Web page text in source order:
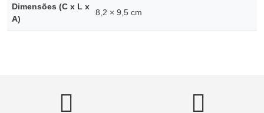
Dimensões (C x L x
A)
8,2 × 9,5 cm